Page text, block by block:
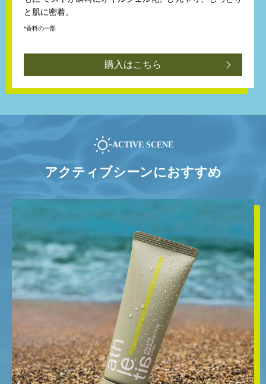
と肌に密着。
*香料の一部
購入はこちら
ACTIVE SCENE
アクティブシーンにおすすめ